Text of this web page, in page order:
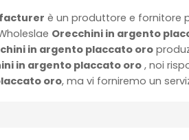
è un produttore e fornitore
Orecchini in argento
in argento placcato oro
in argento placcato oro , noi
oro, ma vi forniremo un